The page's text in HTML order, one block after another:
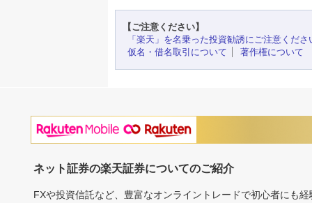
【ご注意ください】
「楽天」を名乗った投資勧誘にご注意くださ
仮名・借名取引について
著作権について
ネット証券の楽天証券についてのご紹介
FXや投資信託など、豊富なオンライントレードで初心者にも